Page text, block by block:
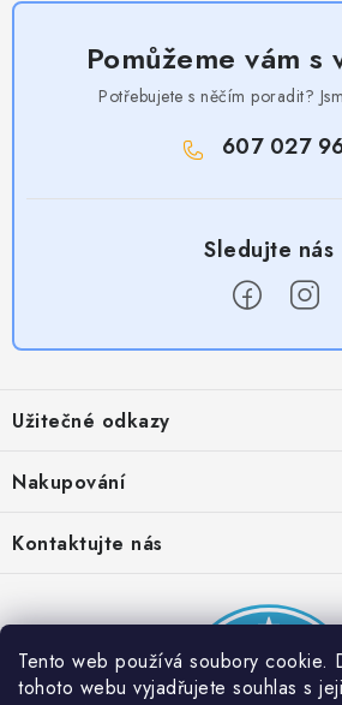
Tento web používá soubory cookie.
tohoto webu vyjadřujete souhlas s
Pomůžeme vám s
Potřebujete s něčím poradit?
607 027
p
a
Užitečné odkazy
Provizní systém
Partner stránek: Super plecháček
Nakupování
Podmínky akce 2 + 1 zdarma
Kontaktujte nás